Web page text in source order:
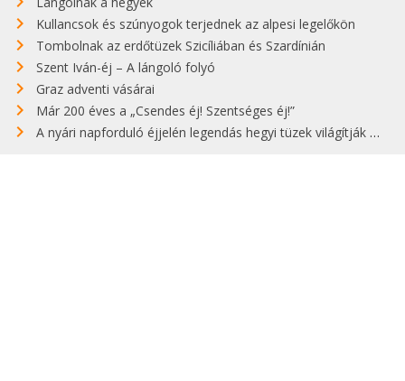
Kullancsok és szúnyogok terjednek az alpesi legelőkön
Tombolnak az erdőtüzek Szicíliában és Szardínián
Szent Iván-éj – A lángoló folyó
Graz adventi vásárai
Már 200 éves a „Csendes éj! Szentséges éj!”
A nyári napforduló éjjelén legendás hegyi tüzek világítják meg Zugspitzét